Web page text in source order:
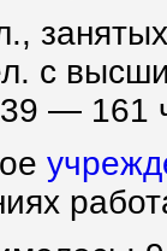
с
— 161